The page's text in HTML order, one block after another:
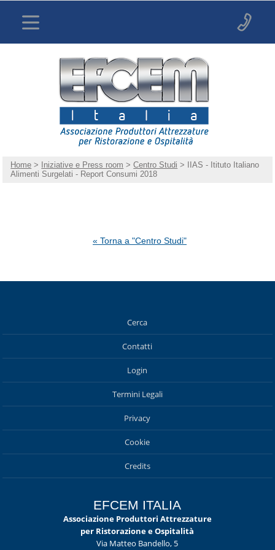
Home > Iniziative e Press room >Centro Studi > IIAS - Itituto Italiano
Alimenti Surgelati - Report Consumi 2018
« Torna a "Centro Studi"
Cerca
Contatti
Login
Termini Legali
Privacy
Cookie
Credits
EFCEM ITALIA
Associazione Produttori Attrezzature
per Ristorazione e Ospitalità
Via Matteo Bandello, 5